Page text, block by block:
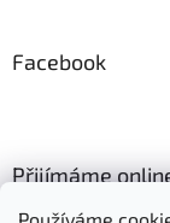
Facebook
Přijímáme